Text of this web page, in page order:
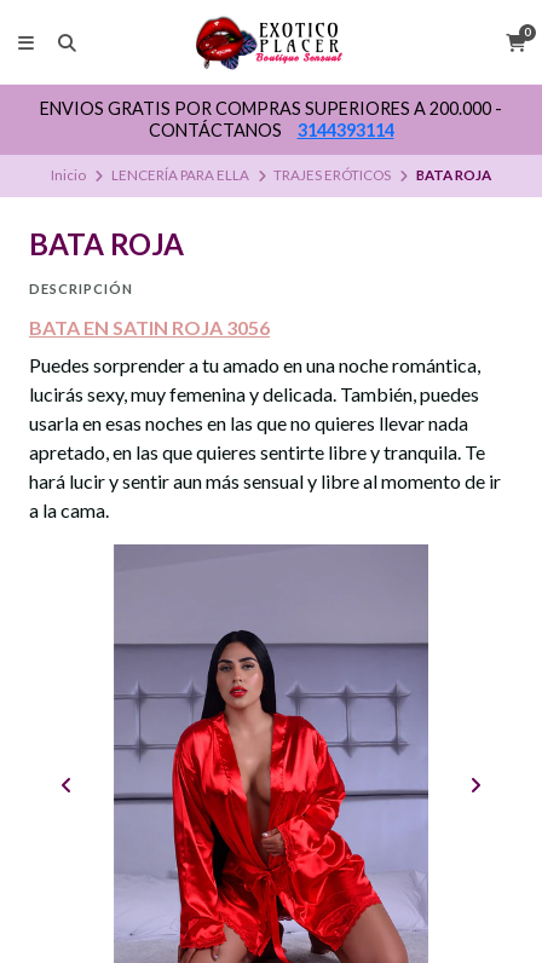
0
ENVIOS GRATIS POR COMPRAS SUPERIORES A 200.000 -
CONTÁCTANOS
3144393114
Inicio LENCERÍA PARA ELLA TRAJES ERÓTICOS BATA ROJA
BATA ROJA
DESCRIPCIÓN
BATA EN SATIN ROJA 3056
Puedes sorprender a tu amado en una noche romántica,
lucirás sexy, muy femenina y delicada. También, puedes
usarla en esas noches en las que no quieres llevar nada
apretado, en las que quieres sentirte libre y tranquila. Te
hará lucir y sentir aun más sensual y libre al momento de ir
a la cama.